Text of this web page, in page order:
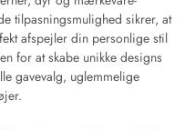
tilpasningsmulighed sikrer, at
afspejler din personlige stil
for at skabe unikke designs
gavevalg, uglemmelige